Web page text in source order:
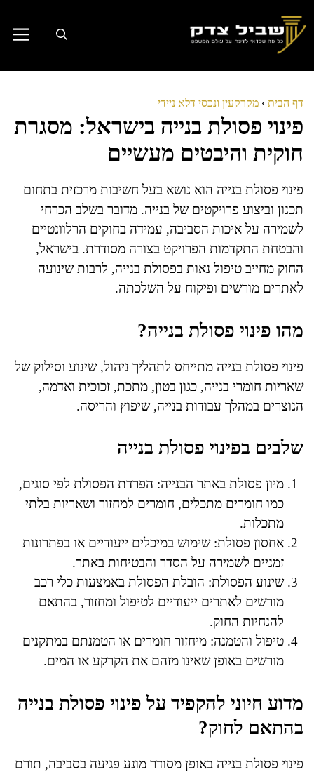
לתוכן
דף הבית › מקרקעין ונכסי דלא ניידי
פינוי פסולת בנייה בישראל: מסגרת
חוקית והיבטים מעשיים
פינוי פסולת בנייה הוא נושא בעל חשיבות מרכזית בתחום
תכנון וביצוע פרויקטים של בנייה. מדובר בשלב הכרחי
לשמירה על איכות הסביבה, עמידה בחוקים הרלוונטיים
והבטחת התקדמות הפרויקט בצורה מסודרת. בישראל,
החוק מחייב טיפול נאות בפסולת בנייה, לרבות שינועה
לאתרים מורשים ופיקוח על השלכתה.
מהו פינוי פסולת בנייה?
פינוי פסולת בנייה מתייחס לתהליך ניהול, שינוע וסילוק של
שאריות חומרי בנייה, כגון בטון, מתכת, זכוכית ואדמה,
הנוצרים במהלך עבודות בנייה, שיפוץ והריסה.
שלבים בפינוי פסולת בנייה
מיון פסולת באתר הבנייה: הפרדת הפסולת לפי סוגים,
כמו חומרים מתכלים, חומרים למחזור ושאריות בלתי
מתכלות.
אחסון פסולת: שימוש במיכלים ייעודיים או בפתרונות
זמניים לשמירה על הסדר והבטיחות באתר.
שינוע הפסולת: הובלת הפסולת באמצעות כלי רכב
מורשים לאתרים ייעודיים לטיפול ומחזור, בהתאם
להנחיות החוק.
טיפול והטמנה: מיחזור חומרים או הטמנתם במתקנים
מורשים באופן שאינו מזהם את הקרקע או המים.
מדוע חיוני להקפיד על פינוי פסולת בנייה
בהתאם לחוק?
פינוי פסולת בנייה באופן מסודר מונע פגיעה בסביבה, תורם